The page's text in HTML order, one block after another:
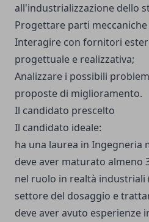
all'industrializzazione dello
Progettare parti
Interagire con fornitori
progettuale e realizzativa;
Analizzare i possibili
proposte di miglioramento.
Il candidato prescelto
Il candidato ideale:
ha una laurea in Ingegneria
deve aver maturato almeno
nel ruolo in realtà
settore del dosaggio e
deve aver avuto esperienze